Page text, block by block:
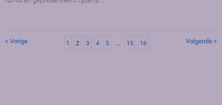
< Vorige 1 2 3 4 5 … 15 16 Volgende >